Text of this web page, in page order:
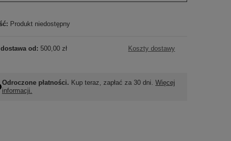
Produkt niedostępny
od: 500,00 zł Koszty dostawy
Odroczone płatności. Kup teraz, zapłać za 30 dni. Więcej
informacji.